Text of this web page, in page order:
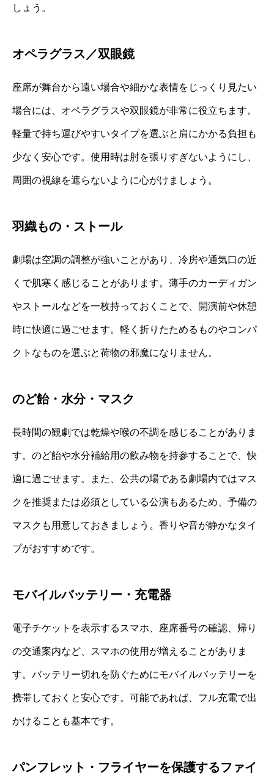
しょう。
オペラグラス／双眼鏡
座席が舞台から遠い場合や細かな表情をじっくり見たい
場合には、オペラグラスや双眼鏡が非常に役立ちます。
軽量で持ち運びやすいタイプを選ぶと肩にかかる負担も
少なく安心です。使用時は肘を張りすぎないようにし、
周囲の視線を遮らないように心がけましょう。
羽織もの・ストール
劇場は空調の調整が強いことがあり、冷房や通気口の近
くで肌寒く感じることがあります。薄手のカーディガン
やストールなどを一枚持っておくことで、開演前や休憩
時に快適に過ごせます。軽く折りたためるものやコンパ
クトなものを選ぶと荷物の邪魔になりません。
のど飴・水分・マスク
長時間の観劇では乾燥や喉の不調を感じることがありま
す。のど飴や水分補給用の飲み物を持参することで、快
適に過ごせます。また、公共の場である劇場内ではマス
クを推奨または必須としている公演もあるため、予備の
マスクも用意しておきましょう。香りや音が静かなタイ
プがおすすめです。
モバイルバッテリー・充電器
電子チケットを表示するスマホ、座席番号の確認、帰り
の交通案内など、スマホの使用が増えることがありま
す。バッテリー切れを防ぐためにモバイルバッテリーを
携帯しておくと安心です。可能であれば、フル充電で出
かけることも基本です。
パンフレット・フライヤーを保護するファイ